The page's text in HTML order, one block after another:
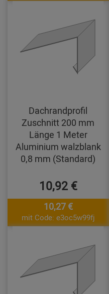
Dachrandprofil
Zuschnitt 200 mm
Länge 1 Meter
Aluminium walzblank
0,8 mm (Standard)
10,92 €
10,27 €
mit Code: e3oc5w99fj